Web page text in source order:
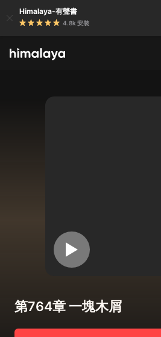
Himalaya-有聲書
4.8k 安裝
第764章 一塊木屑